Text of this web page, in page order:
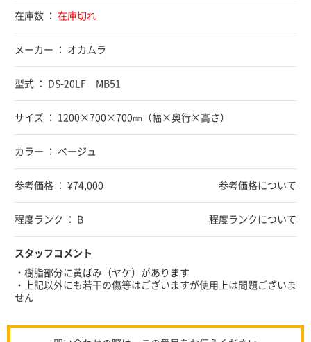
在庫数 ： 在庫切れ
メーカー ： オカムラ
型式 ： DS-20LF MB51
サイズ ： 1200×700×700㎜（幅×奥行×高さ）
カラー ： ベージュ
参考価格 ： ¥74,000 参考価格について
程度ランク ： B 程度ランクについて
スタッフコメント
・樹脂部分に黄ばみ（ヤケ）があります
・上記以外にも若干の傷等はございますが使用上は問題ございま
せん